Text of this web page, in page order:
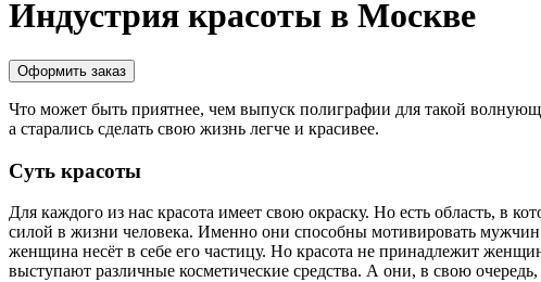
Индустрия красоты в Москве
Оформить заказ
Что может быть приятнее, чем выпуск полиграфии для такой
а старались сделать свою жизнь легче и красивее.
Суть красоты
Для каждого из нас красота имеет свою окраску. Но есть область, в
силой в жизни человека. Именно они способны мотивировать
женщина несёт в себе его частицу. Но красота не принадлежит
выступают различные косметические средства. А они, в свою